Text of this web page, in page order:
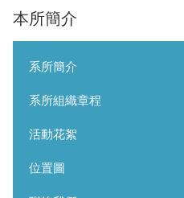
本所簡介
系所簡介
系所組織章程
活動花絮
位置圖